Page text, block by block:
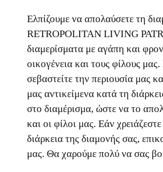
Ελπίζουμε να απολαύσετε τη
RETROPOLITAN LIVING
διαμερίσματα με αγάπη και
οικογένεια και τους φίλους
σεβαστείτε την περιουσία μας
μας αντικείμενα κατά τη
στο διαμέρισμα, ώστε να το
και οι φίλοι μας. Εάν
διάρκεια της διαμονής σας,
μας. Θα χαρούμε πολύ να σας